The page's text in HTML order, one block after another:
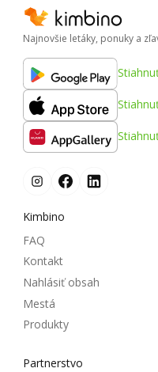
Najnovšie letáky, ponuky a
Kimbino
FAQ
Kontakt
Nahlásiť obsah
Mestá
Produkty
Partnerstvo